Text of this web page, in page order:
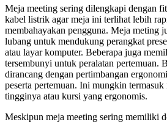
Meja meeting sering dilengkapi dengan
kabel listrik agar meja ini terlihat lebih
membahayakan pengguna. Meja meting
lubang untuk mendukung perangkat
atau layar komputer. Beberapa juga
tersembunyi untuk peralatan pertemuan.
dirancang dengan pertimbangan
peserta pertemuan. Ini mungkin
tingginya atau kursi yang ergonomis.
Meskipun meja meeting sering memiliki